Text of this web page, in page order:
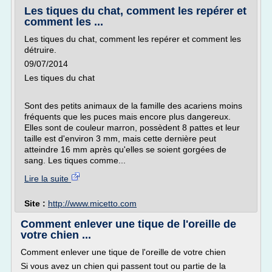
Les tiques du chat, comment les repérer et
comment les ...
Les tiques du chat, comment les repérer et comment les
détruire.
09/07/2014
Les tiques du chat
Sont des petits animaux de la famille des acariens moins
fréquents que les puces mais encore plus dangereux.
Elles sont de couleur marron, possèdent 8 pattes et leur
taille est d'environ 3 mm, mais cette dernière peut
atteindre 16 mm après qu'elles se soient gorgées de
sang. Les tiques comme...
Lire la suite
Site : http://www.micetto.com
Comment enlever une tique de l'oreille de
votre chien ...
Comment enlever une tique de l'oreille de votre chien
Si vous avez un chien qui passent tout ou partie de la